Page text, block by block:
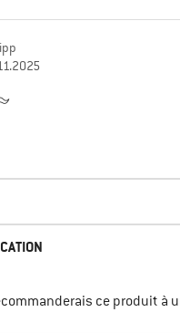
ce produit à